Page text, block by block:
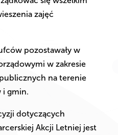
zajęć
pozostawały w
w zakresie
na terenie
i gmin.
dotyczących
Akcji Letniej jest